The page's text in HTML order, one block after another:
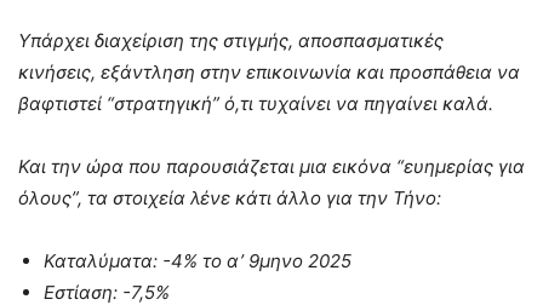
Υπάρχει διαχείριση της στιγμής, αποσπασματικές
κινήσεις, εξάντληση στην επικοινωνία και προσπάθεια να
βαφτιστεί “στρατηγική” ό,τι τυχαίνει να πηγαίνει καλά.
Και την ώρα που παρουσιάζεται μια εικόνα “ευημερίας για
όλους”, τα στοιχεία λένε κάτι άλλο για την Τήνο:
Καταλύματα: -4% το α’ 9μηνο 2025
Εστίαση: -7,5%